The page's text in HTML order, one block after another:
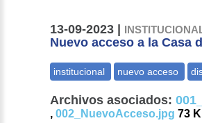
13-09-2023 |
Nuevo acceso a la Casa
Archivos asociados:
,002_NuevoAcceso.jpg 73